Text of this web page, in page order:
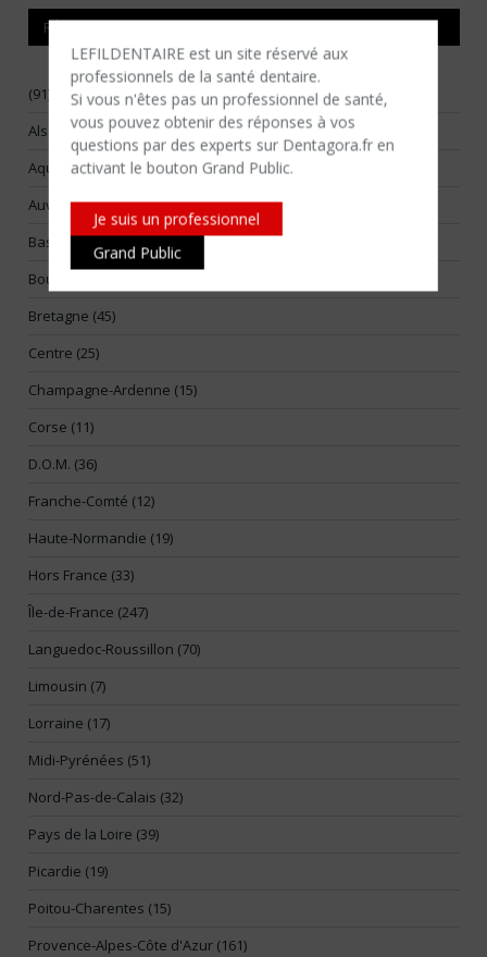
LEFILDENTAIRE est un site réservé aux
professionnels de la santé dentaire.
Si vous n'êtes​ pas un professionnel de santé,
vous pouvez obtenir des réponses à vos
questions par des experts sur Dentagora.fr en
activant le bouton Grand Public.
Je suis un professionnel
Grand Public
RÉGIONS
(91)
Alsace (17)
Aquitaine (55)
Auvergne (14)
Basse-Normandie (25)
Bourgogne (26)
Bretagne (45)
Centre (25)
Champagne-Ardenne (15)
Corse (11)
D.O.M. (36)
Franche-Comté (12)
Haute-Normandie (19)
Hors France (33)
Île-de-France (247)
Languedoc-Roussillon (70)
Limousin (7)
Lorraine (17)
Midi-Pyrénées (51)
Nord-Pas-de-Calais (32)
Pays de la Loire (39)
Picardie (19)
Poitou-Charentes (15)
Provence-Alpes-Côte d'Azur (161)